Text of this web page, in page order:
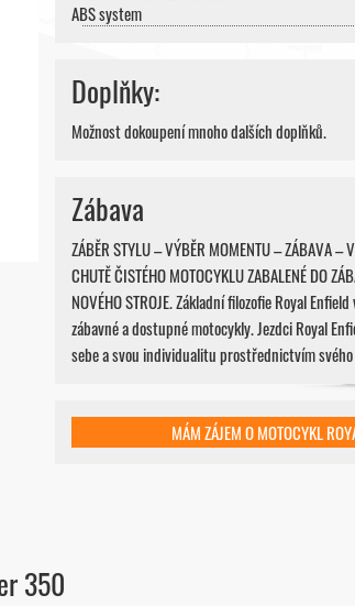
MÁM ZÁJEM O MOTOCYKL
Zábava
ZÁBĚR STYLU – VÝBĚR MOMENTU – ZÁBAVA –
CHUTĚ ČISTÉHO MOTOCYKLU ZABALENÉ DO
NOVÉHO STROJE. Základní filozofie Royal
zábavné a dostupné motocykly. Jezdci Royal
sebe a svou individualitu prostřednictvím
Doplňky:
Možnost dokoupení mnoho dalších doplňků.
ABS system
350